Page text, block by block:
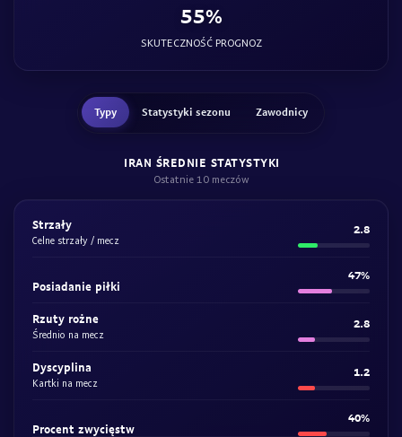
55%
SKUTECZNOŚĆ PROGNOZ
Typy Statystyki sezonu Zawodnicy
IRAN ŚREDNIE STATYSTYKI
Ostatnie 10 meczów
Strzały
Celne strzały / mecz
2.8
Posiadanie piłki
47%
Rzuty rożne
Średnio na mecz
2.8
Dyscyplina
Kartki na mecz
1.2
Procent zwycięstw
40%